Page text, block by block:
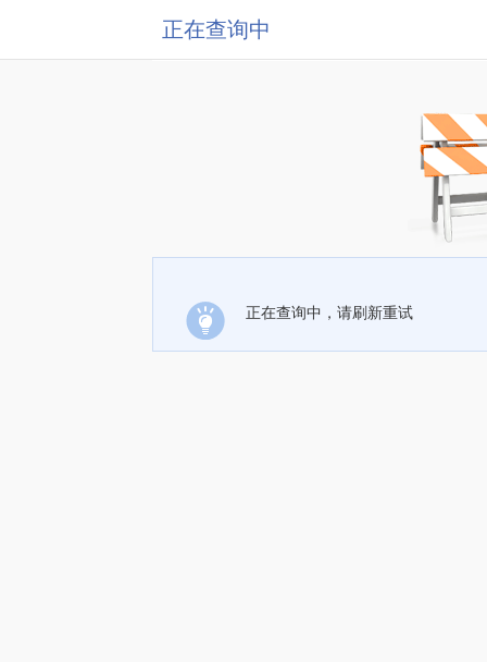
正在查询中
正在查询中，请刷新重试